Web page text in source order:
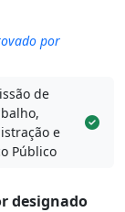
por
de
e
Público
designado